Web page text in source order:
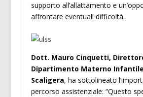
supporto all’allattamento e
affrontare eventuali difficoltà.
Dott. Mauro Cinquetti,
Dipartimento Materno Infantile
Scaligera, ha sottolineato
percorso assistenziale: “Questo